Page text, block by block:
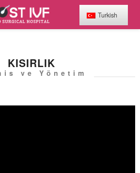
KISIRLIK
ve Yönetim
Turkish